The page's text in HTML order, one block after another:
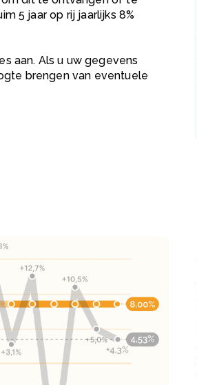
5 jaar op rij jaarlijks 8%
aan. Als u uw gegevens
brengen van eventuele